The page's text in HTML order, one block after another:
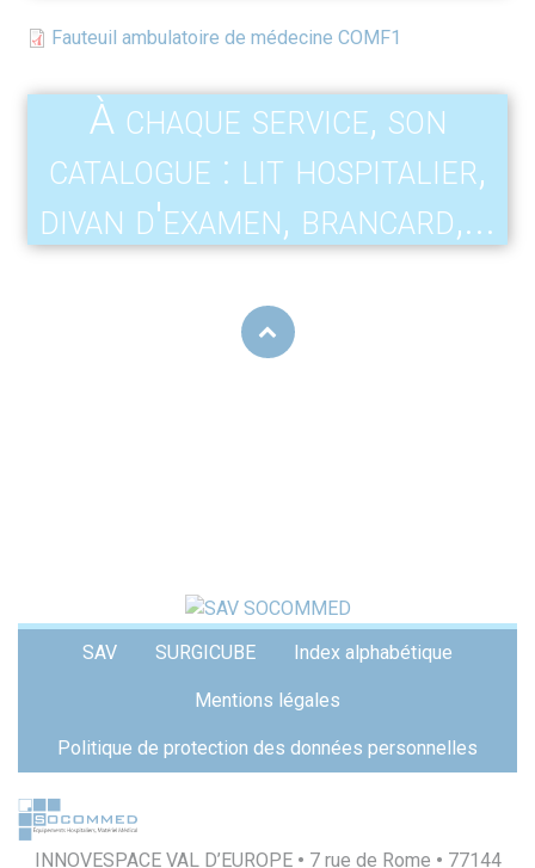
Fauteuil ambulatoire de médecine COMF1
À chaque service, son
catalogue : lit hospitalier,
divan d'examen, brancard,...
SAV SURGICUBE Index alphabétique
Mentions légales
Politique de protection des données personnelles
INNOVESPACE VAL D’EUROPE • 7 rue de Rome • 77144